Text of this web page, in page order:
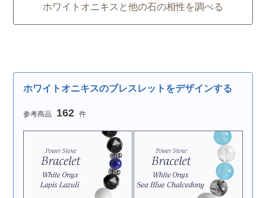
ホワイトオニキスと他の石の相性を調べる
ホワイトオニキスのブレスレットをデザインする
162